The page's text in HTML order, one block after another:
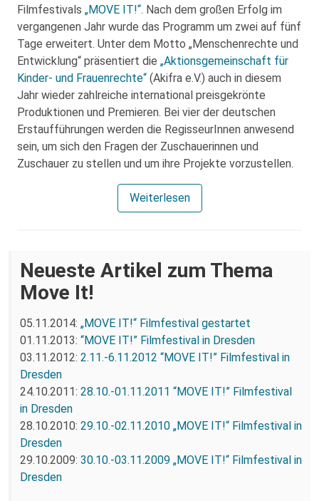
Filmfestivals „MOVE IT!“. Nach dem großen Erfolg im
vergangenen Jahr wurde das Programm um zwei auf fünf
Tage erweitert. Unter dem Motto „Menschenrechte und
Entwicklung“ präsentiert die „Aktionsgemeinschaft für
Kinder- und Frauenrechte“ (Akifra e.V.) auch in diesem
Jahr wieder zahlreiche international preisgekrönte
Produktionen und Premieren. Bei vier der deutschen
Erstaufführungen werden die RegisseurInnen anwesend
sein, um sich den Fragen der Zuschauerinnen und
Zuschauer zu stellen und um ihre Projekte vorzustellen.
Weiterlesen
Neueste Artikel zum Thema
Move It!
05.11.2014: „MOVE IT!“ Filmfestival gestartet
01.11.2013: “MOVE IT!” Filmfestival in Dresden
03.11.2012: 2.11.-6.11.2012 “MOVE IT!” Filmfestival in
Dresden
24.10.2011: 28.10.-01.11.2011 “MOVE IT!” Filmfestival
in Dresden
28.10.2010: 29.10.-02.11.2010 „MOVE IT!“ Filmfestival in
Dresden
29.10.2009: 30.10.-03.11.2009 „MOVE IT!“ Filmfestival in
Dresden